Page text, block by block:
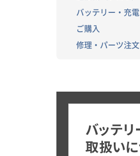
バッテリー・充電
ご購入
修理・パーツ注文